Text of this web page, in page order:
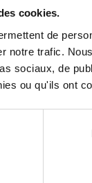
cookies.
de
notre trafic.
sociaux, de
ou qu'ils ont
actifsest une
vos
de courte
également de
participant
vous
bénéficiant